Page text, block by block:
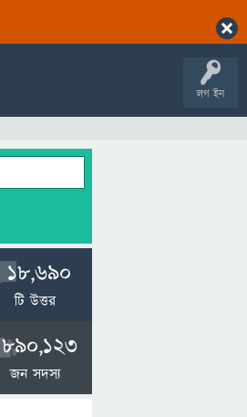
লগ ইন
18,690
টি উত্তর
890,123
জন সদস্য